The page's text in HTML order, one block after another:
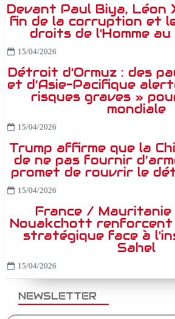
NEWSLETTER
Devant Paul Biya, Léon
fin de la corruption et
droits de l'Homme au
15/04/2026
Détroit d'Ormuz : des
et d’Asie-Pacifique
risques graves »
mondiale
15/04/2026
Trump affirme que la
de ne pas fournir
promet de rouvrir le
15/04/2026
France /
Nouakchott renforcent
stratégique face à
Sahel
15/04/2026